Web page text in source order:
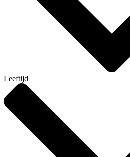
Leeftijd